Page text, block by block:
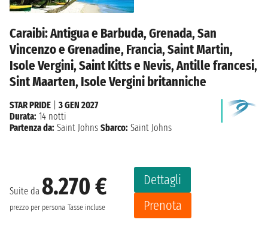
Caraibi: Antigua e Barbuda, Grenada, San
Vincenzo e Grenadine, Francia, Saint Martin,
Isole Vergini, Saint Kitts e Nevis, Antille francesi,
Sint Maarten, Isole Vergini britanniche
Suite da 8.270 €
prezzo per persona Tasse incluse
Dettagli
Prenota
STAR PRIDE
3 GEN 2027
Durata: 14 notti
Partenza da: Saint Johns Sbarco: Saint Johns